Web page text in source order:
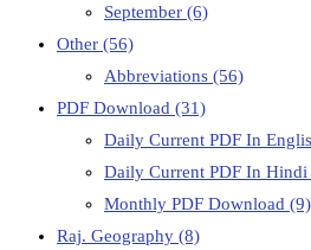
September (6)
Other (56)
Abbreviations (56)
PDF Download (31)
Daily Current PDF In
Daily Current PDF In Hindi
Monthly PDF Download (9)
Raj. Geography (8)